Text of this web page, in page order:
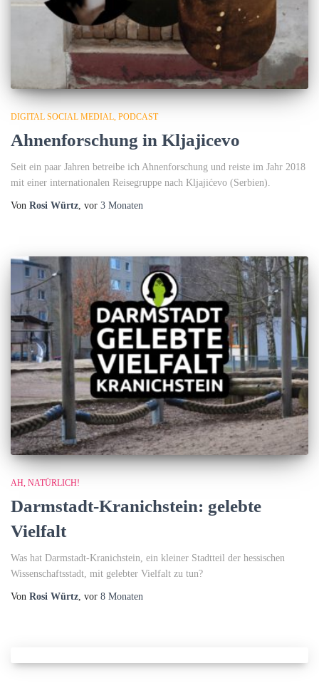
DIGITAL SOCIAL MEDIAL PODCAST
Ahnenforschung in Kljajicevo
Seit ein paar Jahren betreibe ich Ahnenforschung und reiste im Jahr 2018
mit einer internationalen Reisegruppe nach Kljajićevo (Serbien).
Von Rosi Würtz, vor 3 Monaten
AH, NATÜRLICH!
Darmstadt-Kranichstein: gelebte
Vielfalt
Was hat Darmstadt-Kranichstein, ein kleiner Stadtteil der hessischen
Wissenschaftsstadt, mit gelebter Vielfalt zu tun?
Von Rosi Würtz , vor 8 Monaten